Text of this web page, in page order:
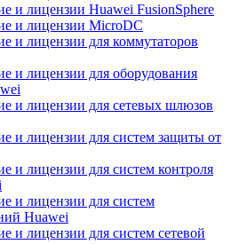
и лицензии Huawei FusionSphere
и лицензии MicroDC
и лицензии для коммутаторов
и лицензии для оборудования
и лицензии для сетевых шлюзов
и лицензии для систем защиты от
и лицензии для систем контроля
и лицензии для систем
Huawei
и лицензии для систем сетевой